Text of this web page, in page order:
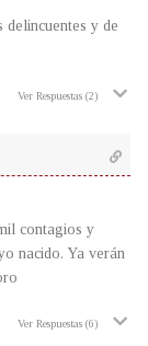
y de
Ver Respuestas (2)
contagios y
nacido. Ya verán
Ver Respuestas (6)